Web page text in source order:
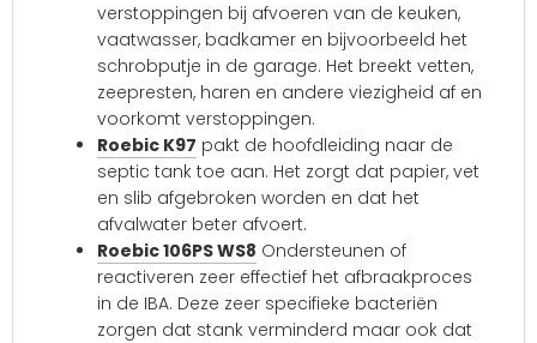
verstoppingen bij afvoeren van de keuken,
vaatwasser, badkamer en bijvoorbeeld het
schrobputje in de garage. Het breekt vetten,
zeepresten, haren en andere viezigheid af en
voorkomt verstoppingen.
Roebic K97 pakt de hoofdleiding naar de
septic tank toe aan. Het zorgt dat papier, vet
en slib afgebroken worden en dat het
afvalwater beter afvoert.
Roebic 106PS WS8 Ondersteunen of
reactiveren zeer effectief het afbraakproces
in de IBA. Deze zeer specifieke bacteriën
zorgen dat stank verminderd maar ook dat